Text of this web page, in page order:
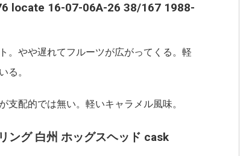
locate 16-07-06A-26 38/167 1988-
。やや遅れてフルーツが広がってくる。軽
る。
配的では無い。軽いキャラメル風味。
ング 白州 ホッグスヘッド cask